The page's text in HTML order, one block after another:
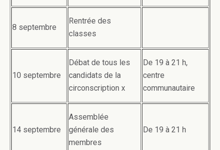
8 septembre
Rentrée des
classes
10 septembre
Débat de tous les
candidats de la
circonscription x
De 19 à 21 h,
centre
communautaire
14 septembre
Assemblée
générale des
membres
De 19 à 21 h